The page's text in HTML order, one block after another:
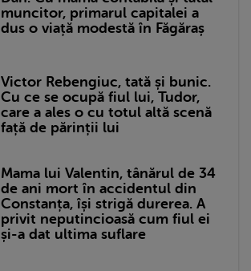
muncitor, primarul capitalei a
dus o viață modestă în Făgăraș
Victor Rebengiuc, tată și bunic.
Cu ce se ocupă fiul lui, Tudor,
care a ales o cu totul altă scenă
față de părinții lui
Mama lui Valentin, tânărul de 34
de ani mort în accidentul din
Constanța, își strigă durerea. A
privit neputincioasă cum fiul ei
și-a dat ultima suflare